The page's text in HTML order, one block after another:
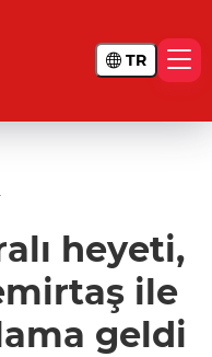
TR
heyeti,
ile
geldi